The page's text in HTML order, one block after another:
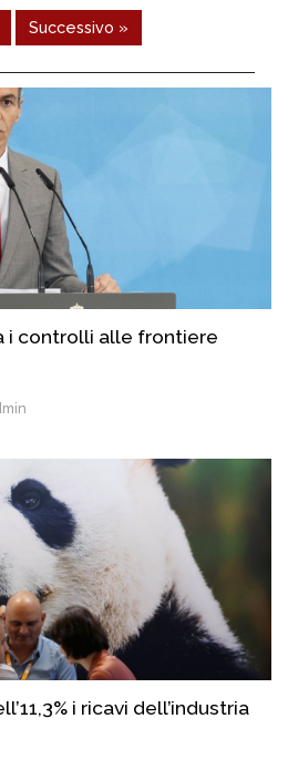
Successivo »
i controlli alle frontiere
i ricavi dell’industria